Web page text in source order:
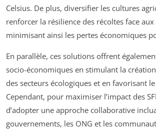
Celsius. De plus, diversifier les cultures
renforcer la résilience des récoltes face
minimisant ainsi les pertes économiques
En parallèle, ces solutions offrent
socio-économiques en stimulant la
des secteurs écologiques et en favorisant
Cependant, pour maximiser l’impact des
d’adopter une approche collaborative
gouvernements, les ONG et les